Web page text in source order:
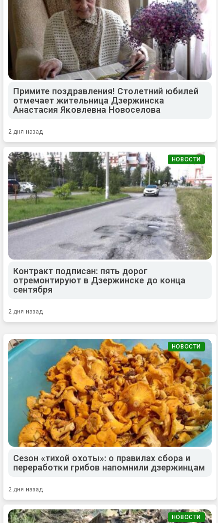
Примите поздравления! Столетний юбилей
отмечает жительница Дзержинска
Анастасия Яковлевна Новоселова
2 дня назад
НОВОСТИ
Контракт подписан: пять дорог
отремонтируют в Дзержинске до конца
сентября
2 дня назад
НОВОСТИ
Сезон «тихой охоты»: о правилах сбора и
переработки грибов напомнили дзержинцам
2 дня назад
НОВОСТИ